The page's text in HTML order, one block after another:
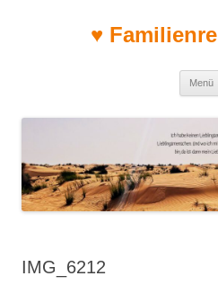
♥
Menü
IMG_6212